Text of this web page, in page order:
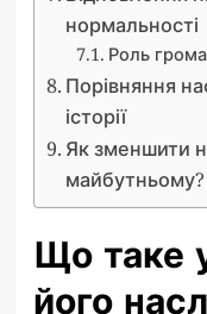
нормальності
Роль
Порівняння
історії
Як зменшити
майбутньому?
Що таке
його